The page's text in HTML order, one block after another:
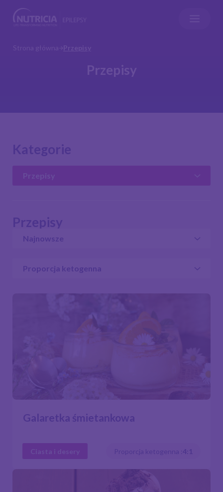
Strona główna Przepisy
Przepisy
Kategorie
Przepisy
Galaretka śmietankowa
Ciasta i desery Proporcja ketogenna : 4:1